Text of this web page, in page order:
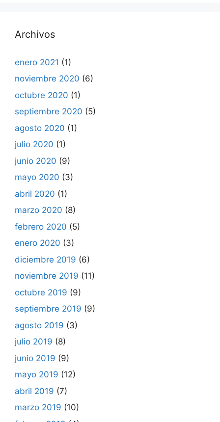
Archivos
enero 2021 (1)
noviembre 2020 (6)
octubre 2020 (1)
septiembre 2020 (5)
agosto 2020 (1)
julio 2020 (1)
junio 2020 (9)
mayo 2020 (3)
abril 2020 (1)
marzo 2020 (8)
febrero 2020 (5)
enero 2020 (3)
diciembre 2019 (6)
noviembre 2019 (11)
octubre 2019 (9)
septiembre 2019 (9)
agosto 2019 (3)
julio 2019 (8)
junio 2019 (9)
mayo 2019 (12)
abril 2019 (7)
marzo 2019 (10)